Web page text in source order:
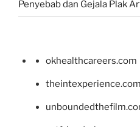
Penyebab dan Gejala Plak
okhealthcareers.com
theintexperience.com